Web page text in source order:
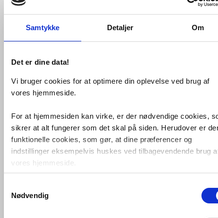
Samtykke Detaljer Om
Det er dine data!
Vi bruger cookies for at optimere din oplevelse ved brug af
vores hjemmeside.
For at hjemmesiden kan virke, er der nødvendige cookies,
sikrer at alt fungerer som det skal på siden. Herudover er
funktionelle cookies, som gør, at dine præferencer og
indstillinger eksempelvis huskes ved tilbagevendende brug
vores hjemmeside.
Foruden nødvendige og funktionelle cookies er der
cookies. Disse bruger vi bl.a. til at måle trafik, omsætning,
Nødvendig
Grohe Rainshower SmartActive310
Fragt 0,-
9.460,-